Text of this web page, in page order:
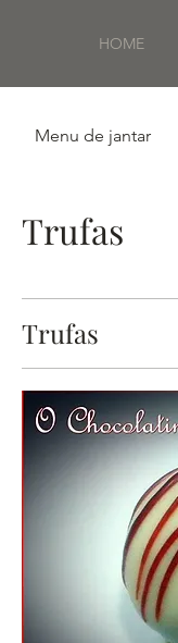
HOME
Menu de jantar
Trufas
Trufas